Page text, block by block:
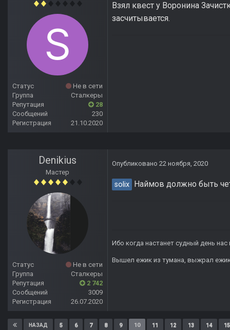
Статус
Не в сети
Группа
Сталкеры
Репутация
28
Сообщений
230
Регистрация
21.10.2020
Взял квест у Воронина
засчитывается.
Denikius
Мастер
Статус
Не в сети
Группа
Сталкеры
Репутация
2 742
Сообщений
3009
Регистрация
26.07.2020
Опубликовано 22 ноября, 2020
solix Наймов должно быть
Ибо когда настанет судный день
Вышел ежик из тумана, выжрал ежик
НАЗАД 5 6 7 8 9 10 11 12 13 14 15